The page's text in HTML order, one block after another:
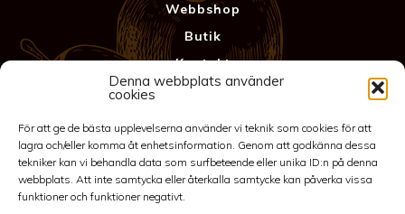
Denna webbplats använder
cookies
För att ge de bästa upplevelserna använder vi teknik som cookies för att
lagra och/eller komma åt enhetsinformation. Genom att godkänna dessa
tekniker kan vi behandla data som surfbeteende eller unika ID:n på denna
webbplats. Att inte samtycka eller återkalla samtycke kan påverka vissa
funktioner och funktioner negativt.
Webbshop
Butik
Kontakt
Anläggning
Integritetspolicy